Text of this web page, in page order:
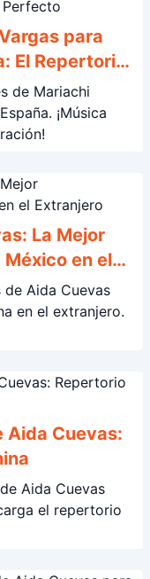
para
El Repertorio
de Mariachi
¡Música
La Mejor
en el
de Aida Cuevas
en el extranjero.
Aida Cuevas:
Aida Cuevas